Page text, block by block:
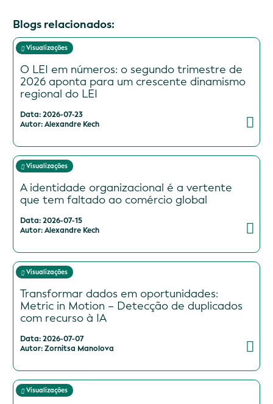
Blogs relacionados:
Visualizações
O LEI em números: o segundo trimestre de
2026 aponta para um crescente dinamismo
regional do LEI
Data: 2026-07-23
Autor: Alexandre Kech
Visualizações
A identidade organizacional é a vertente
que tem faltado ao comércio global
Data: 2026-07-15
Autor: Alexandre Kech
Visualizações
Transformar dados em oportunidades:
Metric in Motion – Detecção de duplicados
com recurso à IA
Data: 2026-07-07
Autor: Zornitsa Manolova
Visualizações